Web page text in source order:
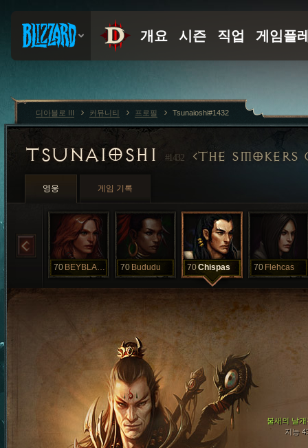
TSUNAIOSHI #1432 THE SMOKERS
영웅 게임 기록
70 BEYBLADE 70 Bududu 70Chispas 70 Flehcas
불새의 날개
지능
디아블로 III 커뮤니티 프로필 Tsunaioshi#1432